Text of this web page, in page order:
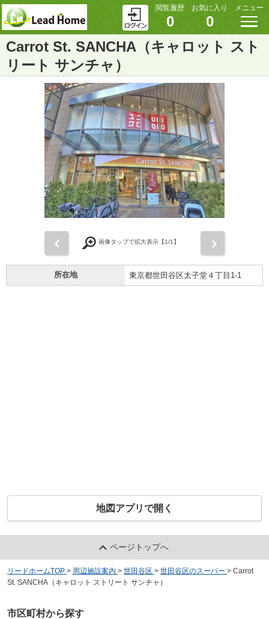
閲覧履歴
0
お気に入り
0
メニュー
Carrot St. SANCHA（キャロット スト
リート サンチャ）
画像タップで拡大表示【1/1】
所在地 東京都世田谷区太子堂４丁目1-1
地図アプリで開く
ページトップへ
リードホームTOP > 周辺施設案内 > 世田谷区 > 世田谷区のスーパー > Carrot
St. SANCHA（キャロット ストリート サンチャ）
市区町村から探す